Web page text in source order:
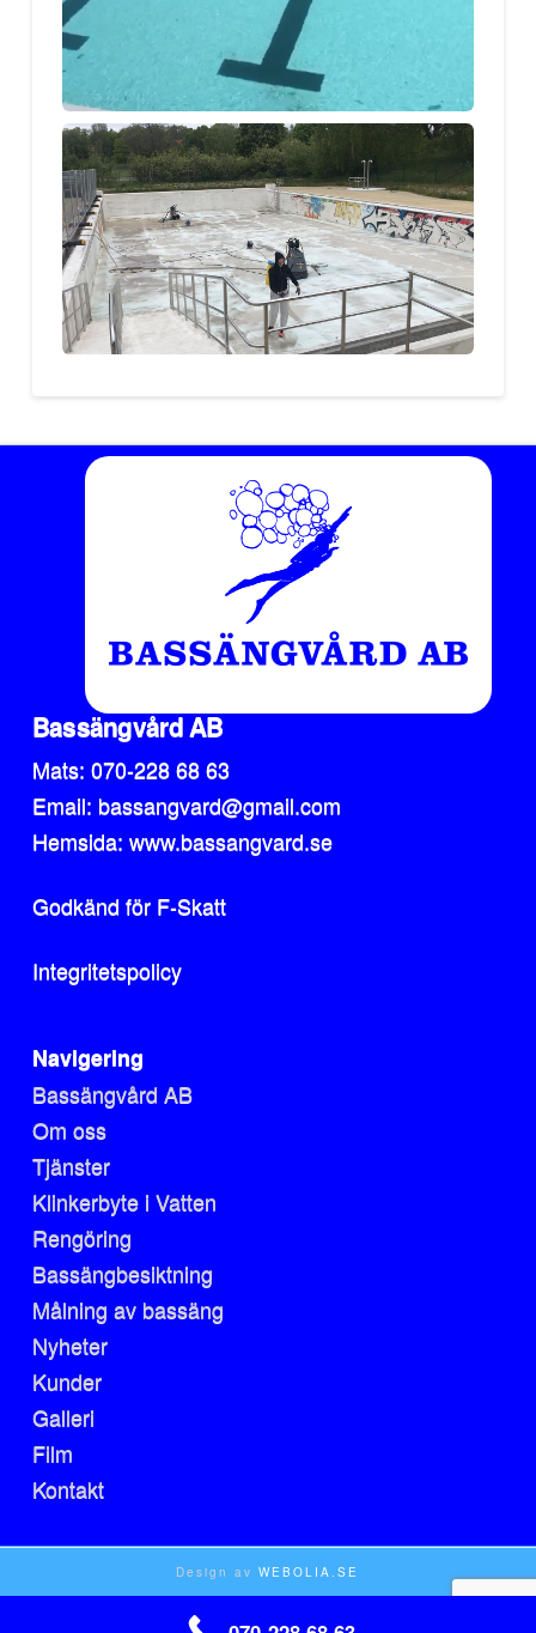
Bassängvård AB
Mats: 070-228 68 63
Email: bassangvard@gmail.com
Hemsida: www.bassangvard.se
Godkänd för F-Skatt
Integritetspolicy
Navigering
Bassängvård AB
Om oss
Tjänster
Klinkerbyte i Vatten
Rengöring
Bassängbesiktning
Målning av bassäng
Nyheter
Kunder
Galleri
Film
Kontakt
Design avWEBOLIA.SE